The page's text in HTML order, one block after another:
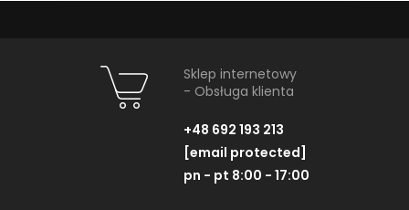
Sklep internetowy
- Obsługa klienta
+48 692 193 213
[email protected]
pn - pt 8:00 - 17:00